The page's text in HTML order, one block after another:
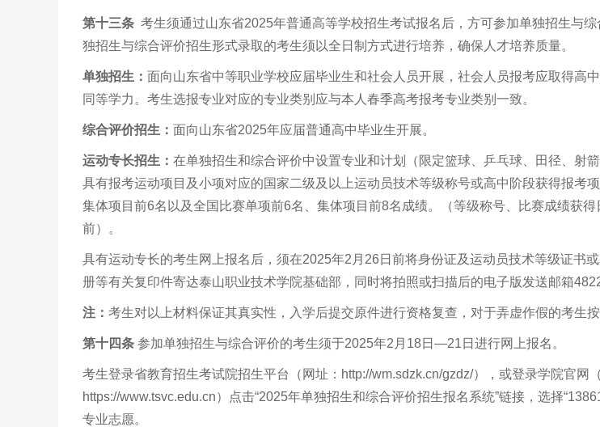
第十三条 考生须通过山东省2025年普通高等学校招生考试报名后，方可参加单独招生与
独招生与综合评价招生形式录取的考生须以全日制方式进行培养，确保人才培养质量。
单独招生： 面向山东省中等职业学校应届毕业生和社会人员开展，社会人员报考应取得高
同等学力。考生选报专业对应的专业类别应与本人春季高考报考专业类别一致。
综合评价招生： 面向山东省2025年应届普通高中毕业生开展。
运动专长招生： 在单独招生和综合评价中设置专业和计划（限定篮球、乒乓球、田径、射
具有报考运动项目及小项对应的国家二级及以上运动员技术等级称号或高中阶段获得报考项
集体项目前6名以及全国比赛单项前6名、集体项目前8名成绩。（等级称号、比赛成绩获得
前）。
具有运动专长的考生网上报名后，须在2025年2月26日前将身份证及运动员技术等级证书
册等有关复印件寄达泰山职业技术学院基础部，同时将拍照或扫描后的电子版发送邮箱
注： 考生对以上材料保证其真实性，入学后提交原件进行资格复查，对于弄虚作假的考生按
第十四条 参加单独招生与综合评价的考生须于2025年2月18日—21日进行网上报名。
考生登录省教育招生考试院招生平台（网址：http://wm.sdzk.cn/gzdz/），或登录学院官网
https://www.tsvc.edu.cn）点击“2025年单独招生和综合评价招生报名系统”链接，选择
专业志愿。